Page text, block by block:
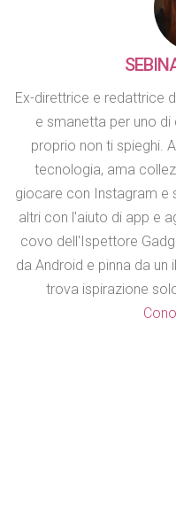
Ex-direttrice e redattrice
e smanetta per uno di
proprio non ti spieghi.
tecnologia, ama
giocare con Instagram e
altri con l'aiuto di app e
covo dell'Ispettore
da Android e pinna da un
trova ispirazione